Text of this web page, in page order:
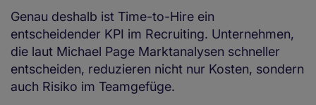
Genau deshalb ist Time-to-Hire ein
entscheidender KPI im Recruiting. Unternehmen,
die laut Michael Page Marktanalysen schneller
entscheiden, reduzieren nicht nur Kosten, sondern
auch Risiko im Teamgefüge.